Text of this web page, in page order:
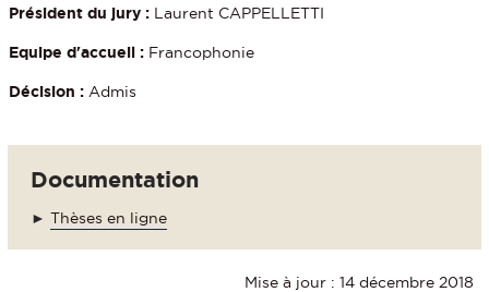
Président du jury : Laurent CAPPELLETTI
Equipe d'accueil : Francophonie
Décision : Admis
Documentation
► Thèses en ligne
Mise à jour : 14 décembre 2018